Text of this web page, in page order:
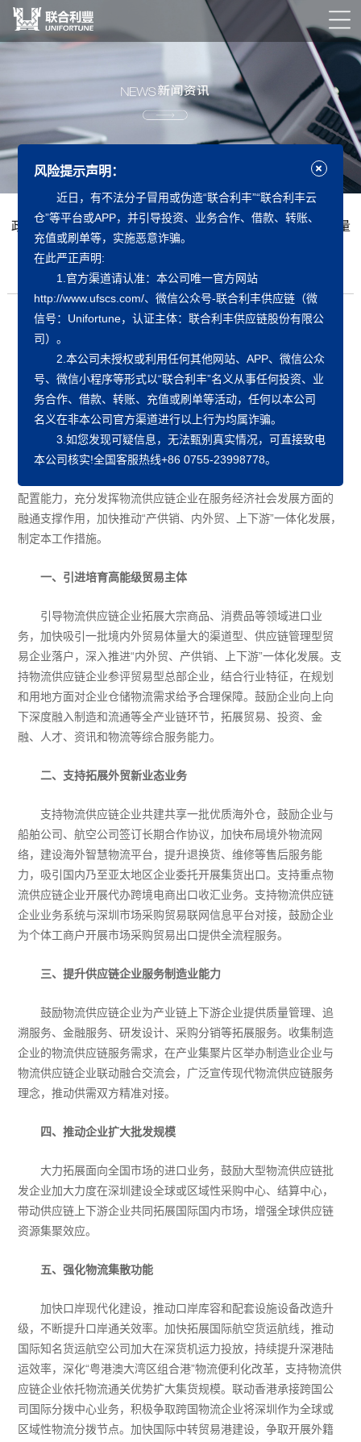
政策｜深圳市商务局发布“深圳市促进物流供应链企业高质量
发展工作措施”
发布日期： 2023-08-25 作者： 联合利丰
配置能力，充分发挥物流供应链企业在服务经济社会发展方面的
融通支撑作用，加快推动“产供销、内外贸、上下游”一体化发展，
制定本工作措施。
一、引进培育高能级贸易主体
引导物流供应链企业拓展大宗商品、消费品等领域进口业
务，加快吸引一批境内外贸易体量大的渠道型、供应链管理型贸
易企业落户，深入推进“内外贸、产供销、上下游”一体化发展。支
持物流供应链企业参评贸易型总部企业，结合行业特征，在规划
和用地方面对企业仓储物流需求给予合理保障。鼓励企业向上向
下深度融入制造和流通等全产业链环节，拓展贸易、投资、金
融、人才、资讯和物流等综合服务能力。
二、支持拓展外贸新业态业务
支持物流供应链企业共建共享一批优质海外仓，鼓励企业与
船舶公司、航空公司签订长期合作协议，加快布局境外物流网
络，建设海外智慧物流平台，提升退换货、维修等售后服务能
力，吸引国内乃至亚太地区企业委托开展集货出口。支持重点物
流供应链企业开展代办跨境电商出口收汇业务。支持物流供应链
企业业务系统与深圳市场采购贸易联网信息平台对接，鼓励企业
为个体工商户开展市场采购贸易出口提供全流程服务。
三、提升供应链企业服务制造业能力
鼓励物流供应链企业为产业链上下游企业提供质量管理、追
溯服务、金融服务、研发设计、采购分销等拓展服务。收集制造
企业的物流供应链服务需求，在产业集聚片区举办制造业企业与
物流供应链企业联动融合交流会，广泛宣传现代物流供应链服务
理念，推动供需双方精准对接。
四、推动企业扩大批发规模
大力拓展面向全国市场的进口业务，鼓励大型物流供应链批
发企业加大力度在深圳建设全球或区域性采购中心、结算中心，
带动供应链上下游企业共同拓展国际国内市场，增强全球供应链
资源集聚效应。
五、强化物流集散功能
加快口岸现代化建设，推动口岸库容和配套设施设备改造升
级，不断提升口岸通关效率。加快拓展国际航空货运航线，推动
国际知名货运航空公司加大在深货机运力投放，持续提升深港陆
运效率，深化“粤港澳大湾区组合港”物流便利化改革，支持物流供
应链企业依托物流通关优势扩大集货规模。联动香港承接跨国公
司国际分拨中心业务，积极争取跨国物流企业将深圳作为全球或
区域性物流分拨节点。加快国际中转贸易港建设，争取开展外籍
风险提示声明：
近日，有不法分子冒用或伪造“联合利丰”“联合利丰云
仓”等平台或APP，并引导投资、业务合作、借款、转账、
充值或刷单等，实施恶意诈骗。
在此严正声明:
1.官方渠道请认准：本公司唯一官方网站
http://www.ufscs.com/、微信公众号-联合利丰供应链（微
信号：Unifortune，认证主体：联合利丰供应链股份有限公
司）。
2.本公司未授权或利用任何其他网站、APP、微信公众
号、微信小程序等形式以“联合利丰”名义从事任何投资、业
务合作、借款、转账、充值或刷单等活动，任何以本公司
名义在非本公司官方渠道进行以上行为均属诈骗。
3.如您发现可疑信息，无法甄别真实情况，可直接致电
本公司核实!全国客服热线+86 0755-23998778。